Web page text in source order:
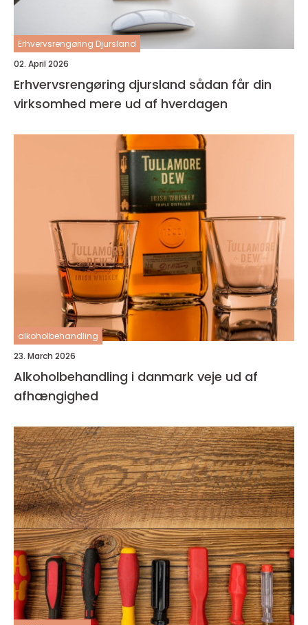
Erhvervsrengøring Djursland
02. April 2026
Erhvervsrengøring djursland sådan får din
virksomhed mere ud af hverdagen
alkoholbehandling
23. March 2026
Alkoholbehandling i danmark veje ud af
afhængighed